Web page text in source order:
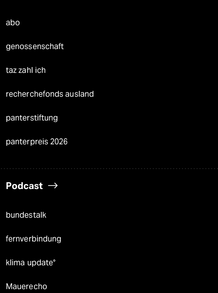
abo
genossenschaft
taz zahl ich
recherchefonds ausland
panterstiftung
panterpreis 2026
Podcast
bundestalk
fernverbindung
klima update°
Mauerecho